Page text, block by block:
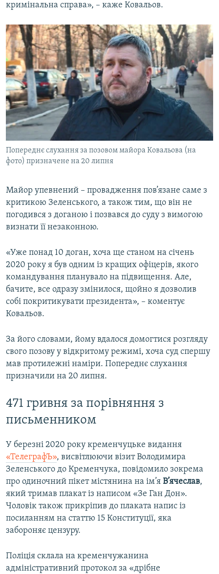
кримінальна справа», – каже Ковальов.
Попереднє слухання за позовом майора Ковальова (на
фото) призначене на 20 липня
Майор упевнений – провадження пов’язане саме з
критикою Зеленського, а також тим, що він не
погодився з доганою і позвався до суду з вимогою
визнати її незаконною.
«Уже понад 10 доган, хоча ще станом на січень
2020 року я був одним із кращих офіцерів, якого
командування планувало на підвищення. Але,
бачите, все одразу змінилося, щойно я дозволив
собі покритикувати президента», – коментує
Ковальов.
За його словами, йому вдалося домогтися розгляду
свого позову у відкритому режимі, хоча суд спершу
мав протилежні наміри. Попереднє слухання
призначили на 20 липня.
471 гривня за порівняння з
письменником
У березні 2020 року кременчуцьке видання
«ТелеграфЪ», висвітлюючи візит Володимира
Зеленського до Кременчука, повідомило зокрема
про одиночний пікет містянина на ім’я В’ячеслав,
який тримав плакат із написом «Зе Ган Дон».
Чоловік також прикріпив до плаката напис із
посиланням на статтю 15 Конституції, яка
забороняє цензуру.
Поліція склала на кременчужанина
адміністративний протокол за «дрібне